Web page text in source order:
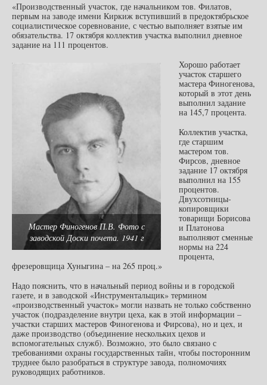
«Производственный участок, где начальником тов. Филатов,
первым на заводе имени Киркиж вступивший в предоктябрьское
социалистическое соревнование, с честью выполняет взятые им
обязательства. 17 октября коллектив участка выполнил дневное
задание на 111 процентов.
Мастер Финогенов П.В. Фото с
заводской Доски почета. 1941 г
Хорошо работает
участок старшего
мастера Финогенова,
который в этот день
выполнил задание
на 145,7 процента.
Коллектив участка,
где старшим
мастером тов.
Фирсов, дневное
задание 17 октября
выполнил на 155
процентов.
Двухсотницы-
копировщики
товарищи Борисова
и Платонова
выполняют сменные
нормы на 224
процента,
фрезеровщица Хуныгина – на 265 проц.»
Надо пояснить, что в начальный период войны и в городской
газете, и в заводской «Инструментальщик» термином
«производственный участок» могли назвать не только собственно
участок (подразделение внутри цеха, как в этой информации –
участки старших мастеров Финогенова и Фирсова), но и цех, и
даже производство (объединение нескольких цехов и
вспомогательных служб). Возможно, это было связано с
требованиями охраны государственных тайн, чтобы посторонним
труднее было разобраться в структуре завода, полномочиях
руководящих работников.